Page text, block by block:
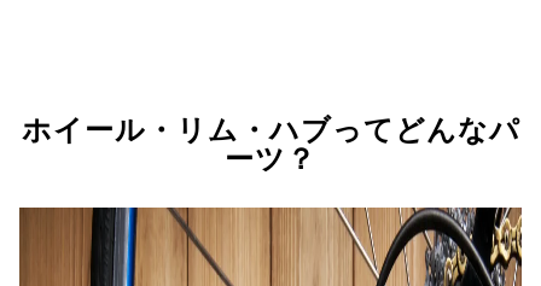
ホイール・リム・ハブってどんなパ
ーツ？